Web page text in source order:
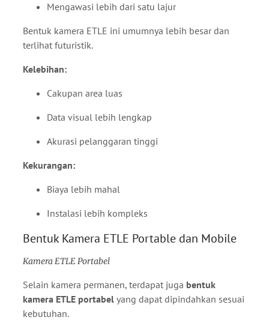
Mengawasi lebih dari satu lajur
Bentuk kamera ETLE ini umumnya lebih besar dan
terlihat futuristik.
Kelebihan:
Cakupan area luas
Data visual lebih lengkap
Akurasi pelanggaran tinggi
Kekurangan:
Biaya lebih mahal
Instalasi lebih kompleks
Bentuk Kamera ETLE Portable dan Mobile
Kamera ETLE Portabel
Selain kamera permanen, terdapat juga bentuk
kamera ETLE portabel yang dapat dipindahkan sesuai
kebutuhan.